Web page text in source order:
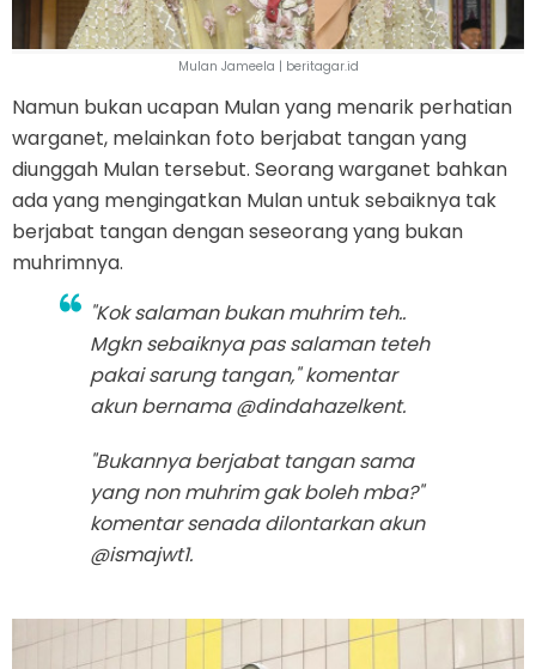
Mulan Jameela | beritagar.id
Namun bukan ucapan Mulan yang menarik perhatian
warganet, melainkan foto berjabat tangan yang
diunggah Mulan tersebut. Seorang warganet bahkan
ada yang mengingatkan Mulan untuk sebaiknya tak
berjabat tangan dengan seseorang yang bukan
muhrimnya.
"Kok salaman bukan muhrim teh..
Mgkn sebaiknya pas salaman teteh
pakai sarung tangan," komentar
akun bernama @dindahazelkent.
"Bukannya berjabat tangan sama
yang non muhrim gak boleh mba?"
komentar senada dilontarkan akun
@ismajwt1.